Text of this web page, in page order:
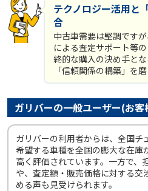
テクノロジー活用と
合
中古車需要は堅調です
による査定サポート等
終的な購入の決め手と
「信頼関係の構築」を
ガリバーの一般ユーザー(お
ガリバーの利用者からは、全国チ
希望する車種を全国の膨大な在庫
高く評価されています。一方で、
や、査定額・販売価格に対する交
める声も見受けられます。